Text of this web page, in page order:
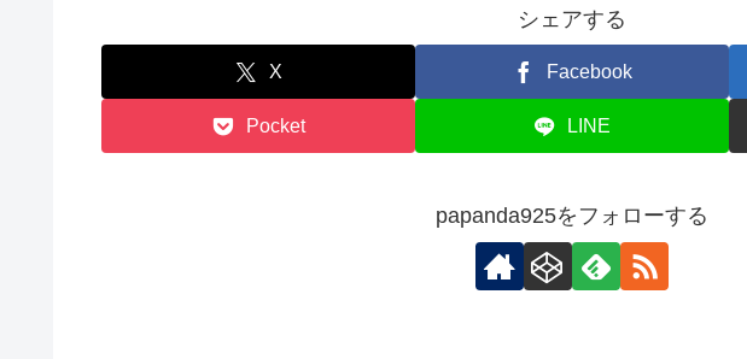
シェアする
X Facebook
Pocket LINE
papanda925をフォローする